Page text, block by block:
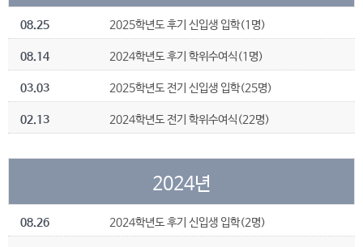
08.25 2025학년도 후기 신입생 입학(1명)
08.14 2024학년도 후기 학위수여식(1명)
03.03 2025학년도 전기 신입생 입학(25명)
02.13 2024학년도 전기 학위수여식(22명)
2024년
08.26 2024학년도 후기 신입생 입학(2명)